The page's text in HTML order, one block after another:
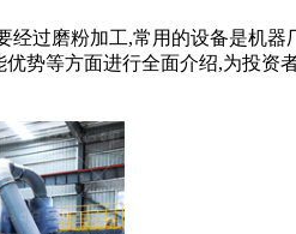
经过磨粉加工,常用的设备是机
势等方面进行全面介绍,为投资